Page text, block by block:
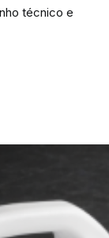
técnico e